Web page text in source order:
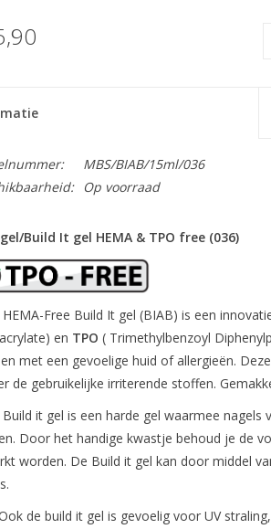
MBS/BIAB/15ml/036
Op voorraad
Build It gel HEMA & TPO free (036)
Free Build It gel (BIAB) is een
en TPO ( Trimethylbenzoyl
met een gevoelige huid of allergieën.
de gebruikelijke irriterende stoffen.
it gel is een harde gel waarmee
Door het handige kwastje behoud je de
worden. De Build it gel kan door middel
de build it gel is gevoelig voor UV